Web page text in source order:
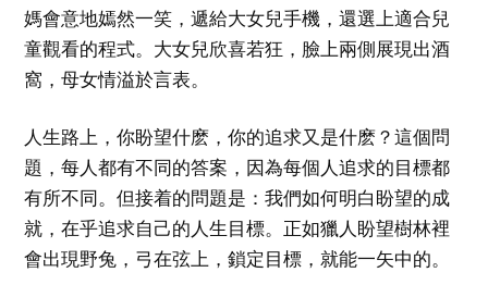
媽會意地嫣然一笑，遞給大女兒手機，還選上適合兒
童觀看的程式。大女兒欣喜若狂，臉上兩側展現出酒
窩，母女情溢於言表。
人生路上，你盼望什麽，你的追求又是什麽？這個問
題，每人都有不同的答案，因為每個人追求的目標都
有所不同。但接着的問題是：我們如何明白盼望的成
就，在乎追求自己的人生目標。正如獵人盼望樹林裡
會出現野兔，弓在弦上，鎖定目標，就能一矢中的。